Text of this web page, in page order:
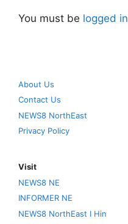
You must be logged in
About Us
Contact Us
NEWS8 NorthEast
Privacy Policy
Visit
NEWS8 NE
INFORMER NE
NEWS8 NorthEast I Hin